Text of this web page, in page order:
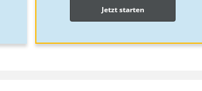
Jetzt starten